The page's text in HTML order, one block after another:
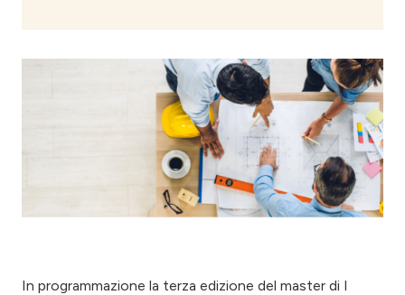
In programmazione la terza edizione del master di I